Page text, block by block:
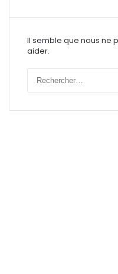
Il semble que nous ne
aider.